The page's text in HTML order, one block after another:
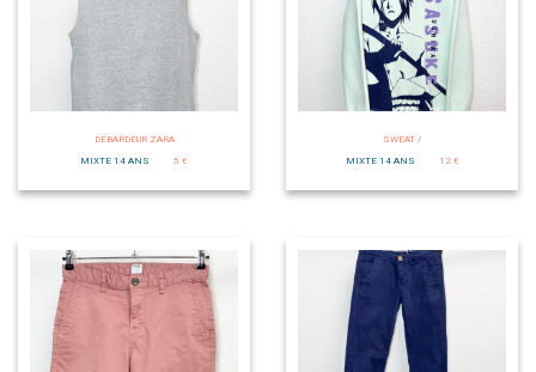
DÉBARDEUR ZARA
MIXTE 14 ANS
5 €
SWEAT /
MIXTE 14 ANS
12 €